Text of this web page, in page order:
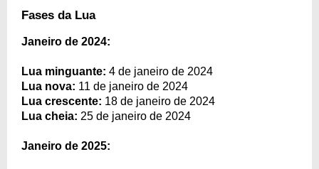
Fases da Lua
Janeiro de 2024:
Lua minguante: 4 de janeiro de 2024
Lua nova: 11 de janeiro de 2024
Lua crescente: 18 de janeiro de 2024
Lua cheia: 25 de janeiro de 2024
Janeiro de 2025: